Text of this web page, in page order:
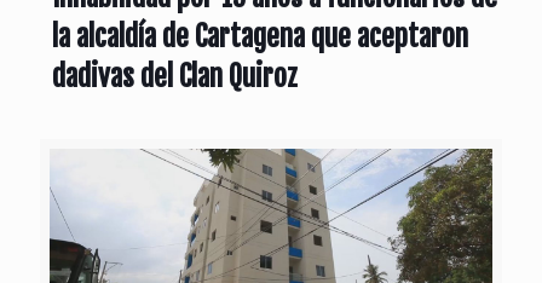
la alcaldía de Cartagena que aceptaron
dadivas del Clan Quiroz